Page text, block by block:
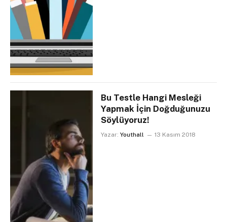
Bu Testle Hangi Mesleği
Yapmak İçin Doğduğunuzu
Söylüyoruz!
Yazar: Youthall 13 Kasım 2018